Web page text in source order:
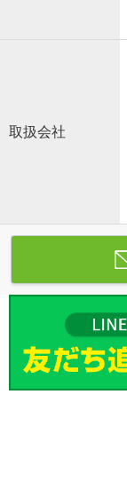
取扱会社